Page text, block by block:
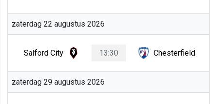
zaterdag 22 augustus 2026
Salford City 13:30 Chesterfield
zaterdag 29 augustus 2026